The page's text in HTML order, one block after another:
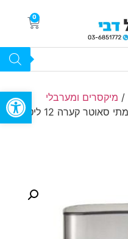
פתח
0
/ מיקסרים ומערבלי
/ מיקסר עוצמתי סאוטר קערה 12 ליטר